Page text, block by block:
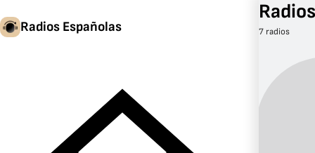
Radios Españolas 7 radios